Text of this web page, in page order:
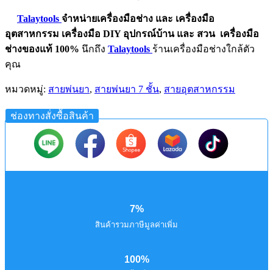
Talaytools จำหน่ายเครื่องมือช่าง และ เครื่องมือ
อุตสาหกรรม เครื่องมือ DIY อุปกรณ์บ้าน และ สวน เครื่องมือ
ช่างของแท้ 100% นึกถึง Talaytools ร้านเครื่องมือช่างใกล้ตัว
คุณ
หมวดหมู่: สายพ่นยา, สายพ่นยา 7 ชั้น, สายอุตสาหกรรม
ช่องทางสั่งซื้อสินค้า
7%
สินค้ารวมภาษีมูลค่าเพิ่ม
100%